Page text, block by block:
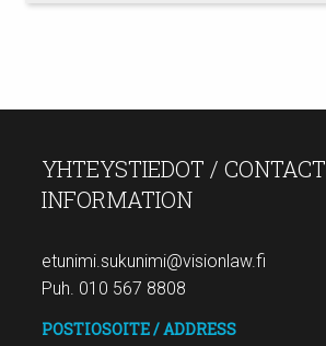
YHTEYSTIEDOT / CONTACT
INFORMATION
etunimi.sukunimi@visionlaw.fi
Puh. 010 567 8808
POSTIOSOITE / ADDRESS